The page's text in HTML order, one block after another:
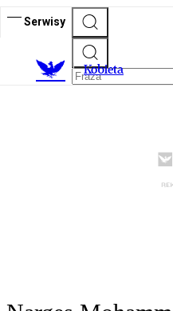
Serwisy
Kobieta